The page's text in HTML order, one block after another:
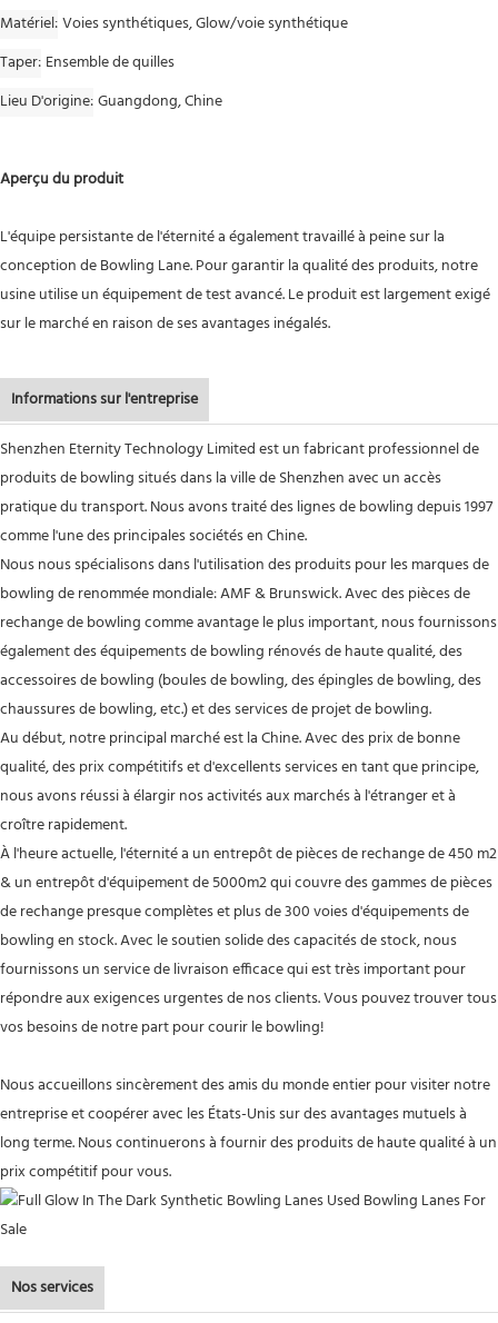
Matériel Voies synthétiques, Glow/voie synthétique
Taper Ensemble de quilles
Lieu D'origine Guangdong, Chine
Aperçu du produit
L'équipe persistante de l'éternité a également travaillé à peine sur la
conception de Bowling Lane. Pour garantir la qualité des produits, notre
usine utilise un équipement de test avancé. Le produit est largement exigé
sur le marché en raison de ses avantages inégalés.
Informations sur l'entreprise
Shenzhen Eternity Technology Limited est un fabricant professionnel de
produits de bowling situés dans la ville de Shenzhen avec un accès
pratique du transport. Nous avons traité des lignes de bowling depuis 1997
comme l'une des principales sociétés en Chine.
Nous nous spécialisons dans l'utilisation des produits pour les marques de
bowling de renommée mondiale: AMF & Brunswick. Avec des pièces de
rechange de bowling comme avantage le plus important, nous fournissons
également des équipements de bowling rénovés de haute qualité, des
accessoires de bowling (boules de bowling, des épingles de bowling, des
chaussures de bowling, etc.) et des services de projet de bowling.
Au début, notre principal marché est la Chine. Avec des prix de bonne
qualité, des prix compétitifs et d'excellents services en tant que principe,
nous avons réussi à élargir nos activités aux marchés à l'étranger et à
croître rapidement.
À l'heure actuelle, l'éternité a un entrepôt de pièces de rechange de 450 m2
& un entrepôt d'équipement de 5000m2 qui couvre des gammes de pièces
de rechange presque complètes et plus de 300 voies d'équipements de
bowling en stock. Avec le soutien solide des capacités de stock, nous
fournissons un service de livraison efficace qui est très important pour
répondre aux exigences urgentes de nos clients. Vous pouvez trouver tous
vos besoins de notre part pour courir le bowling!
Nous accueillons sincèrement des amis du monde entier pour visiter notre
entreprise et coopérer avec les États-Unis sur des avantages mutuels à
long terme. Nous continuerons à fournir des produits de haute qualité à un
prix compétitif pour vous.
Nos services